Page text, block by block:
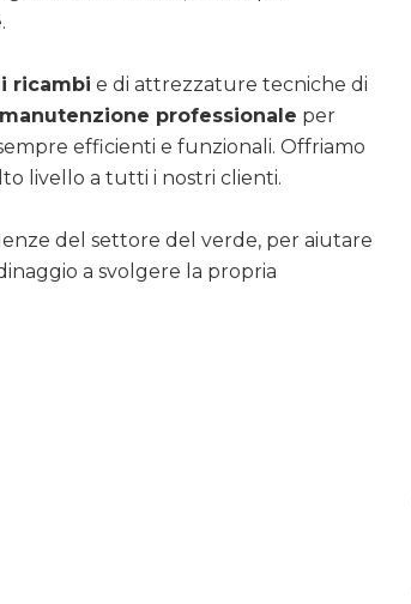
ricambi e di attrezzature tecniche di
manutenzione professionale per
efficienti e funzionali. Offriamo
livello a tutti i nostri clienti.
del settore del verde, per aiutare
a svolgere la propria